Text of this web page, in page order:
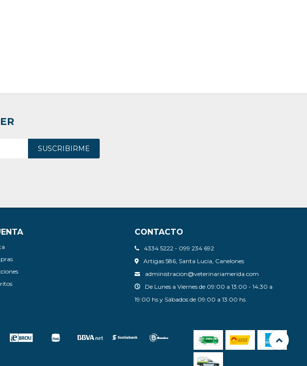
CONTACTO
4334 5222 - 099 234 692
Artigas 586, Santa Lucia, Canelones
administracion@veterinariamerida.com
De Lunes a Viernes de 09:00 a 13:00 - 14:30 a
19:00 hs y Sábados de 09:00 a 13:00 hs
SUSCRIBIRME